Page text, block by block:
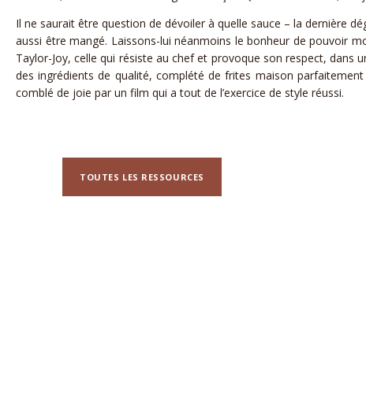
Il ne saurait être question de dévoiler à quelle sauce – la dernière
aussi être mangé. Laissons-lui néanmoins le bonheur de pouvoir
Taylor-Joy, celle qui résiste au chef et provoque son respect, dans
des ingrédients de qualité, complété de frites maison
comblé de joie par un film qui a tout de l’exercice de style réussi.
TOUTES LES RESSOURCES